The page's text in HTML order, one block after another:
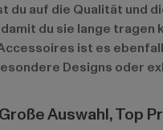
du auf die Qualität und
du sie lange
ist es
Designs oder
Auswahl, Top